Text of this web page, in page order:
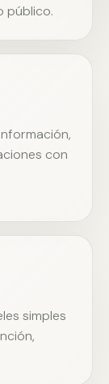
público.
con
simples